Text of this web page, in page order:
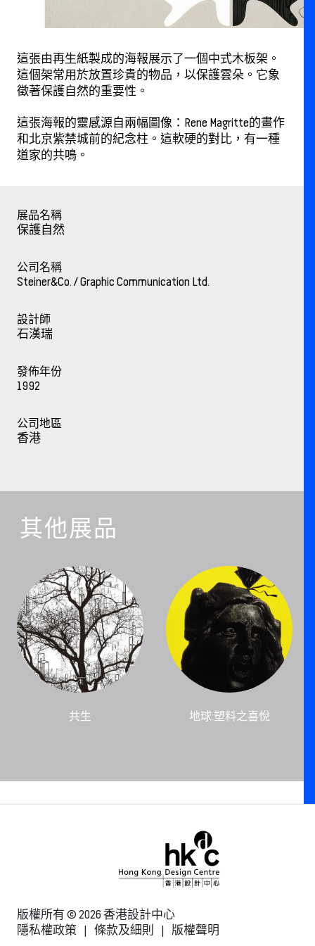
這張由再生紙製成的海報展示了一個中式木板架。
這個架常用於放置珍貴的物品，以保護雲朵。它象
徵著保護自然的重要性。
這張海報的靈感源自兩幅圖像：Rene Magritte的畫作
和北京紫禁城前的紀念柱。這軟硬的對比，有一種
道家的共鳴。
展品名稱
保護自然
公司名稱
Steiner&Co. / Graphic Communication Ltd.
設計師
石漢瑞
發佈年份
1992
公司地區
香港
其他展品
共生 地球:塑料之喜悅
版權所有 © 2026 香港設計中心
隱私權政策 | 條款及細則 | 版權聲明